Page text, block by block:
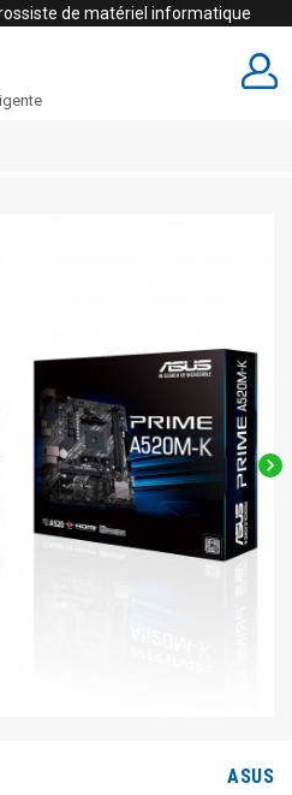
de matériel informatique

ASUS